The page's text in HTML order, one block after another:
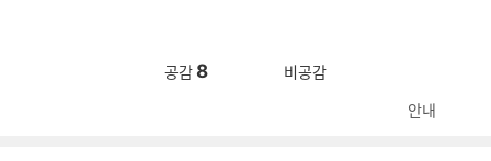
공감8 비공감
안내